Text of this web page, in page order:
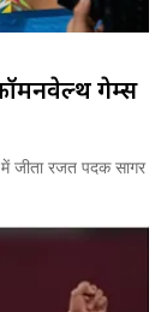
गेम्स
में जीता रजत पदक सागर